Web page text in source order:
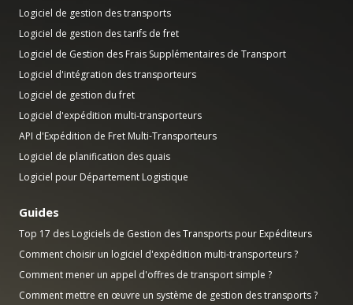
Logiciel de gestion des transports
Logiciel de gestion des tarifs de fret
Logiciel de Gestion des Frais Supplémentaires de Transport
Logiciel d'intégration des transporteurs
Logiciel de gestion du fret
Logiciel d'expédition multi-transporteurs
API d'Expédition de Fret Multi-Transporteurs
Logiciel de planification des quais
Logiciel pour Département Logistique
Guides
Top 17 des Logiciels de Gestion des Transports pour Expéditeurs
Comment choisir un logiciel d'expédition multi-transporteurs ?
Comment mener un appel d'offres de transport simple ?
Comment mettre en œuvre un système de gestion des transports ?